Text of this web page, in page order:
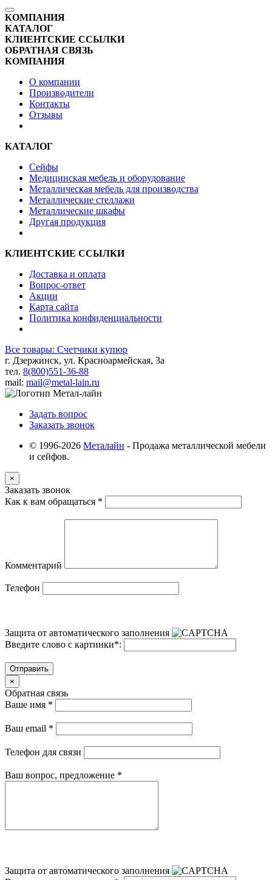
КОМПАНИЯ
КАТАЛОГ
КЛИЕНТСКИЕ ССЫЛКИ
ОБРАТНАЯ СВЯЗЬ
КОМПАНИЯ
О компании
Производители
Контакты
Отзывы
КАТАЛОГ
Сейфы
Медицинская мебель и оборудование
Металлическая мебель для производства
Металлические стеллажи
Металлические шкафы
Другая продукция
КЛИЕНТСКИЕ ССЫЛКИ
Доставка и оплата
Вопрос-ответ
Акции
Карта сайта
Политика конфиденциальности
Все товары: Счетчики купюр
г. Дзержинск, ул. Красноармейская, 3а
тел. 8(800)551-36-88
mail: mail@metal-lain.ru
Задать вопрос
Заказать звонок
© 1996-2026 Металайн - Продажа металлической мебели
и сейфов.
×
Заказать звонок
Как к вам обращаться *
Комментарий
Телефон
Защита от автоматического заполнения
Введите слово с картинки*:
Отправить
×
Обратная связь
Ваше имя *
Ваш email *
Телефон для связи
Ваш вопрос, предложение *
Защита от автоматического заполнения